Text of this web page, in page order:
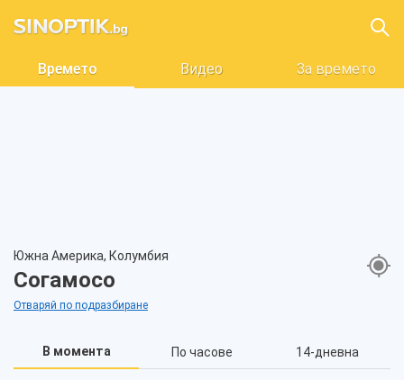
Времето Видео За времето
Южна Америка, Колумбия
Согамосо
Отваряй по подразбиране
В момента По часове 14-дневна